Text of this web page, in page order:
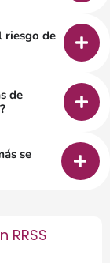
riesgo de
de
se